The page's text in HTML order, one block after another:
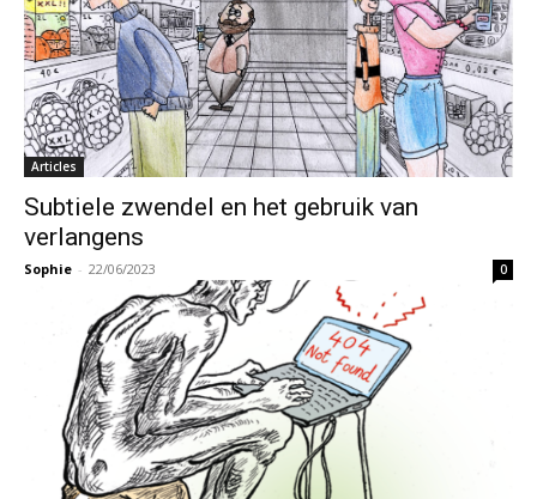
Articles
Subtiele zwendel en het gebruik van
verlangens
Sophie - 22/06/2023 0